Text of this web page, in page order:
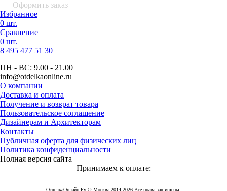
Оформить заказ
Избранное
0 шт.
Сравнение
0 шт.
8 495 477 51 30
ПН - ВС: 9.00 - 21.00
info@otdelkaonline.ru
О компании
Доставка и оплата
Получение и возврат товара
Пользовательское соглашение
Дизайнерам и Архитекторам
Контакты
Публичная оферта для физических лиц
Политика конфиденциальности
Полная версия сайта
Принимаем к оплате:
ОтделкаОнлайн Ру © Москва 2014-2026 Все права защищены.